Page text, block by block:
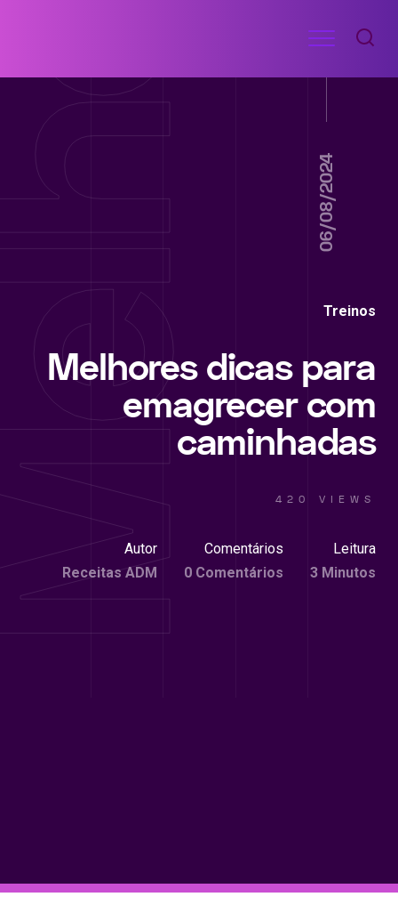
conteúdo
RECEITAS
ACADEMIA
Menu
06/08/2024
Treinos
Melhores dicas para
emagrecer com
caminhadas
420 VIEWS
Autor
Receitas ADM
Comentários
0 Comentários
Leitura
3 Minutos